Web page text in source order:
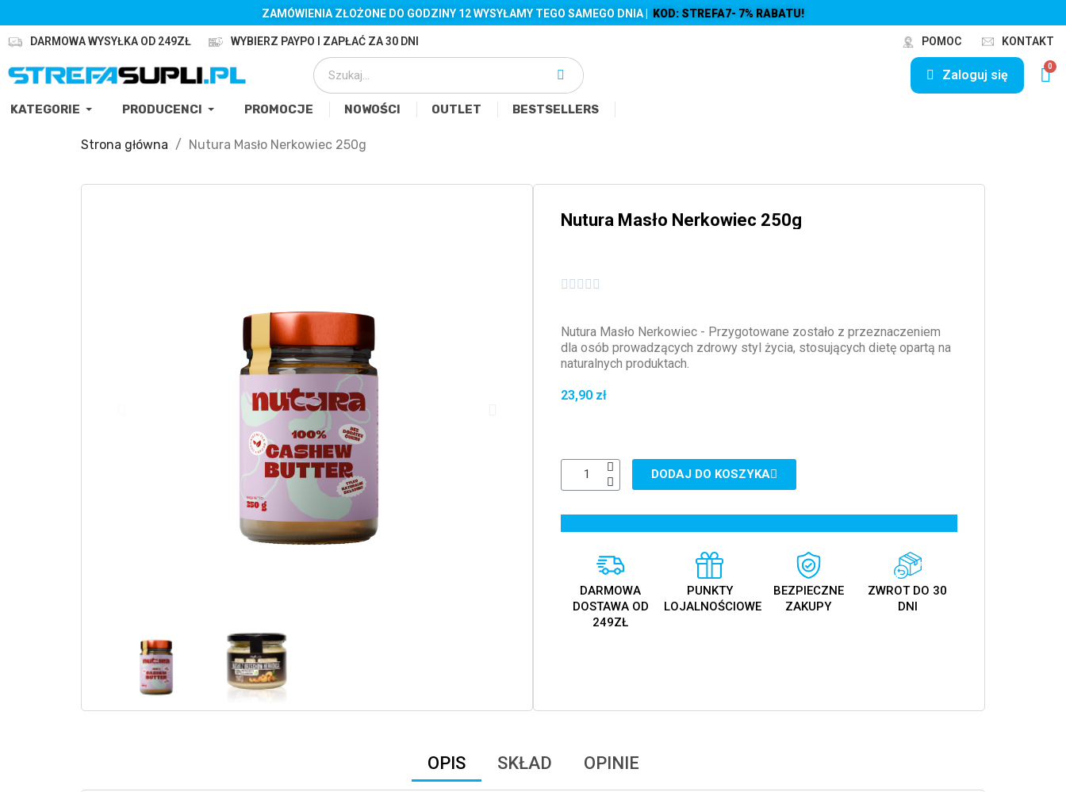
ZAMÓWIENIA ZŁOŻONE DO GODZINY 12 WYSYŁAMY TEGO SAMEGO DNIA | KOD: STREFA7- 7% RABATU!
DARMOWA WYSYŁKA OD 249ZŁ WYBIERZ PAYPO I ZAPŁAĆ ZA 30 DNI POMOC KONTAKT
Zaloguj się
KATEGORIE PRODUCENCI PROMOCJE NOWOŚCI OUTLET BESTSELLERS
Strona główna Nutura Masło Nerkowiec 250g
Nutura Masło Nerkowiec 250g
    
Nutura Masło Nerkowiec - Przygotowane zostało z przeznaczeniem
dla osób prowadzących zdrowy styl życia, stosujących dietę opartą na
naturalnych produktach.
23,90 zł
DODAJ DO KOSZYKA
DARMOWA
DOSTAWA OD
249ZŁ
PUNKTY
LOJALNOŚCIOWE
BEZPIECZNE
ZAKUPY
ZWROT DO 30
DNI
OPIS SKŁAD OPINIE